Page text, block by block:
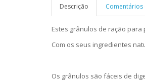
Descrição Comentários
Estes grânulos de ração
Com os seus ingredientes
Os grânulos são fáceis de